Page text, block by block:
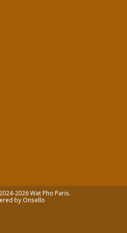
2026 Wat Pho Paris.
byOnsello